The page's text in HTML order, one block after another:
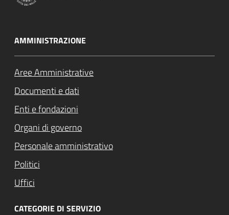
AMMINISTRAZIONE
Aree Amministrative
Documenti e dati
Enti e fondazioni
Organi di governo
Personale amministrativo
Politici
Uffici
CATEGORIE DI SERVIZIO